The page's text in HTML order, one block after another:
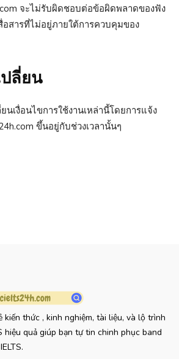
จะไม่รับผิดชอบต่อข้อผิดพลาดของฟัง
สารที่ไม่อยู่ภายใต้การควบคุมของ
ลี่ยน
นเงื่อนไขการใช้งานเหล่านี้โดยการแจ้ง
ขึ้นอยู่กับช่วงเวลานั้นๆ
kiến thức , kinh nghiệm, tài liệu, và lộ trình
hiệu quả giúp bạn tự tin chinh phục band